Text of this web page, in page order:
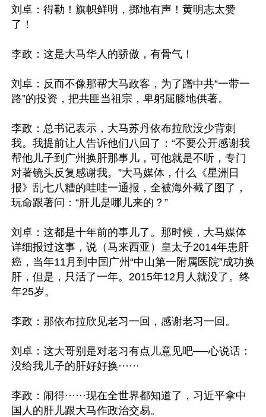
刘卓：得勒！旗帜鲜明，掷地有声！黄明志太赞
了！
李政：这是大马华人的骄傲，有骨气！
刘卓：反而不像那帮大马政客，为了蹭中共“一带一
路”的投资，把共匪当祖宗，卑躬屈膝地供著。
李政：总书记表示，大马苏丹依布拉欣没少背刺
我。我提前让人告诉他们八回了：“不要公开感谢我
帮他儿子到广州换肝那事儿，可他就是不听，专门
对著镜头反复感谢我。”大马媒体，什么《星洲日
报》乱七八糟的哇哇一通报，全被海外截了图了，
玩命跟著问：“肝儿是哪儿来的？”
刘卓：这都是十年前的事儿了。那时候，大马媒体
详细报过这事，说（马来西亚）皇太子2014年患肝
癌，当年11月到中国广州“中山第一附属医院”成功换
肝，但是，只活了一年。2015年12月人就没了。终
年25岁。
李政：那依布拉欣见老习一回，感谢老习一回。
刘卓：这大哥别是对老习有点儿意见吧──心说话：
没给我儿子的肝好好换······
李政：闹得······现在全世界都知道了，习近平拿中
国人的肝儿跟大马作政治交易。